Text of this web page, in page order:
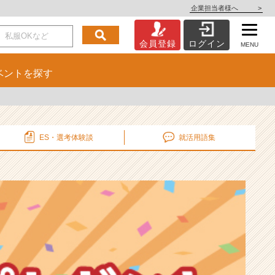
企業担当者様へ >
会員登録 ログイン MENU
ント を探す
ES・選考体験談 就活用語集